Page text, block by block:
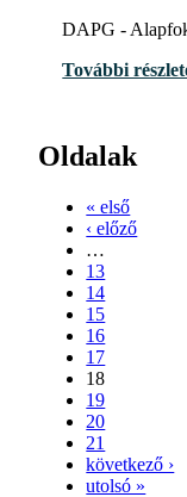
DAPG -
További
Oldalak
« első
‹ előző
…
13
14
15
16
17
18
19
20
21
következő ›
utolsó »